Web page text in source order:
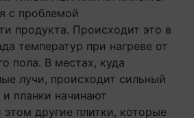
с проблемой
продукта. Происходит это в
температур при нагреве от
пола. В местах, куда
лучи, происходит сильный
планки начинают
другие плитки, которые